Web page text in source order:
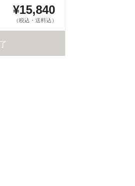
¥15,840
（税込・送料込）